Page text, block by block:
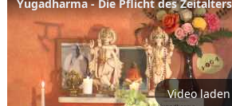
Yugadharma - Die Pflicht des
Video laden